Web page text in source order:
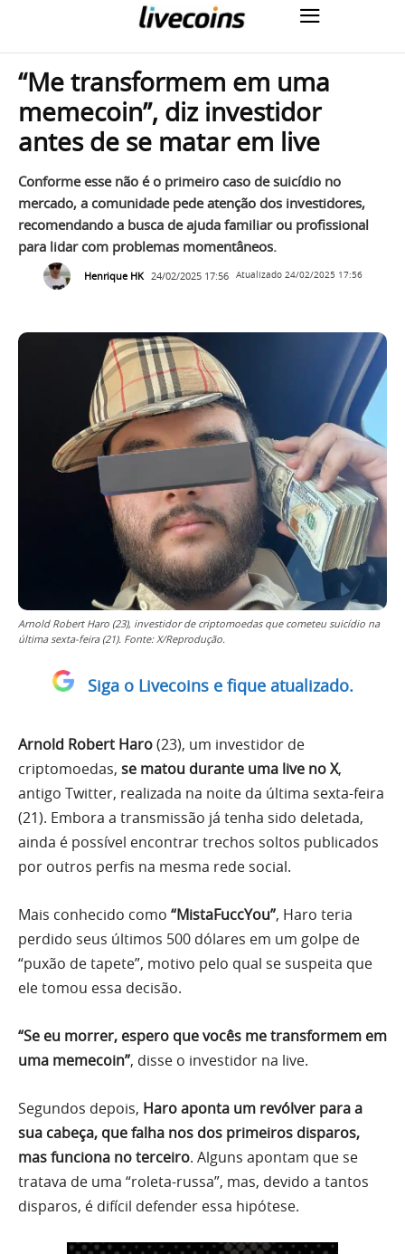
“Me transformem em uma
memecoin”, diz investidor
antes de se matar em live
Conforme esse não é o primeiro caso de suicídio no
mercado, a comunidade pede atenção dos investidores,
recomendando a busca de ajuda familiar ou profissional
para lidar com problemas momentâneos.
Henrique HK 24/02/2025 17:56 Atualizado 24/02/2025 17:56
Arnold Robert Haro (23), investidor de criptomoedas que cometeu suicídio na
última sexta-feira (21). Fonte: X/Reprodução.
Siga o Livecoins e fique atualizado.
Arnold Robert Haro(23), um investidor de
criptomoedas, se matou durante uma live no X,
antigo Twitter, realizada na noite da última sexta-feira
(21). Embora a transmissão já tenha sido deletada,
ainda é possível encontrar trechos soltos publicados
por outros perfis na mesma rede social.
Mais conhecido como “MistaFuccYou”, Haro teria
perdido seus últimos 500 dólares em um golpe de
“puxão de tapete”, motivo pelo qual se suspeita que
ele tomou essa decisão.
“Se eu morrer, espero que vocês me transformem em
uma memecoin”, disse o investidor na live.
Segundos depois, Haro aponta um revólver para a
sua cabeça, que falha nos dos primeiros disparos,
mas funciona no terceiro. Alguns apontam que se
tratava de uma “roleta-russa”, mas, devido a tantos
disparos, é difícil defender essa hipótese.